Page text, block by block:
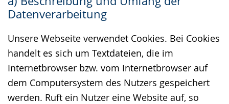
Datenverarbeitung
Unsere Webseite verwendet Cookies. Bei Cookies
handelt es sich um Textdateien, die im
Internetbrowser bzw. vom Internetbrowser auf
dem Computersystem des Nutzers gespeichert
werden. Ruft ein Nutzer eine Website auf, so
wechseln.
Deutscher
wird
angezeigt.